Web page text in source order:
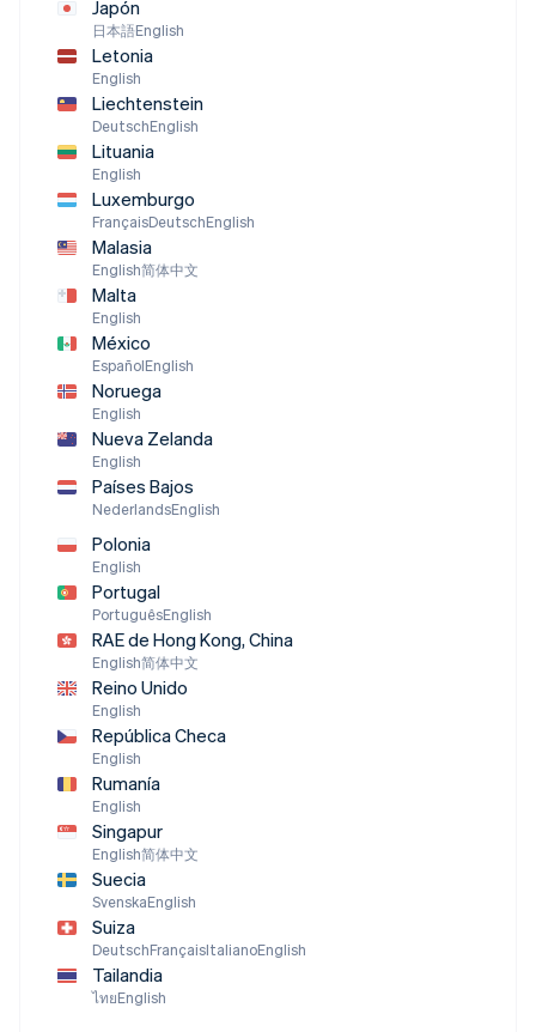
Japón
日本語English
Letonia
English
Liechtenstein
DeutschEnglish
Lituania
English
Luxemburgo
FrançaisDeutschEnglish
Malasia
English简体中文
Malta
English
México
EspañolEnglish
Noruega
English
Nueva Zelanda
English
Países Bajos
NederlandsEnglish
Polonia
English
Portugal
PortuguêsEnglish
RAE de Hong Kong, China
English简体中文
Reino Unido
English
República Checa
English
Rumanía
English
Singapur
English简体中文
Suecia
SvenskaEnglish
Suiza
DeutschFrançaisItalianoEnglish
Tailandia
ไทยEnglish